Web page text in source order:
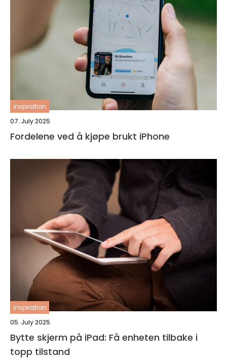
inspiration
07. July 2025
Fordelene ved å kjøpe brukt iPhone
inspiration
05. July 2025
Bytte skjerm på iPad: Få enheten tilbake i
topp tilstand